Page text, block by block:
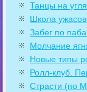
Танцы на
Школа
Забег по
Молчание
Новые типы
Ролл-клуб.
Страсти (по